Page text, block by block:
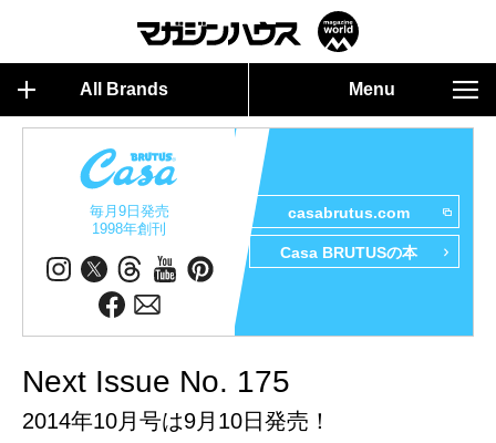
All Brands Menu
毎月9日発売
1998年創刊
casabrutus.com
Casa BRUTUSの本
Next Issue No. 175
2014年10月号は9月10日発売！